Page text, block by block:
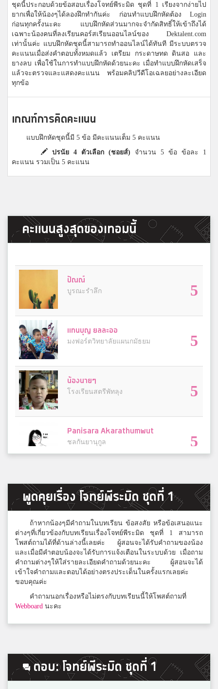
ชุดนี้ประกอบด้วยข้อสอบเรื่องโจทย์พีระมิด ชุดที่ 1 เรียงจากง่ายไป
ยากเพื่อให้น้องๆได้ลองฝึกทำกันค่ะ ก่อนทำแบบฝึกหัดต้อง Login
ก่อนทุกครั้งนะคะ แบบฝึกหัดส่วนมากจะจำกัดสิทธิ์ให้เข้าถึงได้
เฉพาะน้องคนที่ลงเรียนคอร์สเรียนออนไลน์ของ Dektalent.com
เท่านั้นค่ะ แบบฝึกหัดชุดนี้สามารถทำออนไลน์ได้ทันที มีระบบตรวจ
คะแนนเมื่อส่งคำตอบทั้งหมดแล้ว เตรียม กระดาษทด ดินสอ และ
ยางลบ เพื่อใช้ในการทำแบบฝึกหัดด้วยนะคะ เมื่อทำแบบฝึกหัดเสร็จ
แล้วจะตรวจและแสดงคะแนน พร้อมคลิปวีดีโอเฉลยอย่างละเอียด
ทุกข้อ
เกณฑ์การคิดคะแนน
แบบฝึกหัดชุดนี้มี 5 ข้อ มีคะแนนเต็ม 5 คะแนน
ปรนัย 4 ตัวเลือก (ชอยส์) จำนวน 5 ข้อ ข้อละ 1
คะแนน รวมเป็น 5 คะแนน
คะแนนสูงสุดของเทอมนี้
ปัณณ์
บูรณะรำลึก 5
แทนบุญ ยลละออ
มงฟอร์ตวิทยาลัยแผนกมัธยม 5
น้องนายๆ
โรงเรียนสตรีพัทลุง 5
Panisara Akarathumwut
ชลกันยานุกูล 5
เกรซ
ปทุมเทพวิทยาคาร 5
กอตจิ
มุกดาหร 4
ร้อยเอ็ดวิทยาลัย
LukTarn
พูดคุยเรื่อง โจทย์พีระมิด ชุดที่ 1
ถ้าหากน้องๆมีคำถามในบทเรียน ข้อสงสัย หรือข้อเสนอแนะ
ต่างๆที่เกี่ยวข้องกับบทเรียนเรื่องโจทย์พีระมิด ชุดที่ 1 สามารถ
โพสต์ถามได้ที่ด้านล่างนี้เลยค่ะ ผู้สอนจะได้รับคำถามของน้อง
และเมื่อมีคำตอบน้องจะได้รับการแจ้งเตือนในระบบด้วย เมื่อถาม
คำถามต่างๆให้ใส่รายละเอียดคำถามด้วยนะคะ ผู้สอนจะได้
เข้าใจคำถามและตอบได้อย่างตรงประเด็นในครั้งแรกเลยค่ะ
ขอบคุณค่ะ
คำถามนอกเรื่องหรือไม่ตรงกับบทเรียนนี้ให้โพสต์ถามที่
Webboard นะคะ
ตอบ: โจทย์พีระมิด ชุดที่ 1